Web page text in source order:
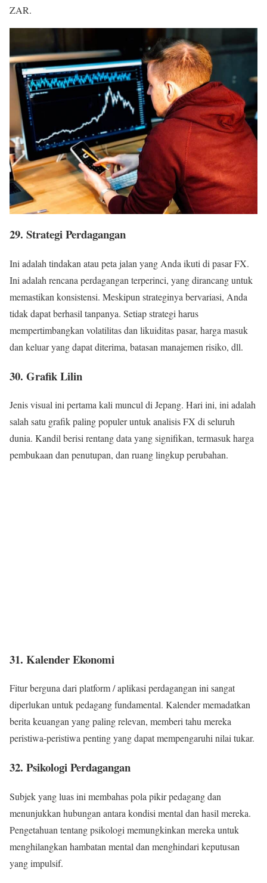
ZAR.
29. Strategi Perdagangan
Ini adalah tindakan atau peta jalan yang Anda ikuti di pasar FX.
Ini adalah rencana perdagangan terperinci, yang dirancang untuk
memastikan konsistensi. Meskipun strateginya bervariasi, Anda
tidak dapat berhasil tanpanya. Setiap strategi harus
mempertimbangkan volatilitas dan likuiditas pasar, harga masuk
dan keluar yang dapat diterima, batasan manajemen risiko, dll.
30. Grafik Lilin
Jenis visual ini pertama kali muncul di Jepang. Hari ini, ini adalah
salah satu grafik paling populer untuk analisis FX di seluruh
dunia. Kandil berisi rentang data yang signifikan, termasuk harga
pembukaan dan penutupan, dan ruang lingkup perubahan.
31. Kalender Ekonomi
Fitur berguna dari platform / aplikasi perdagangan ini sangat
diperlukan untuk pedagang fundamental. Kalender memadatkan
berita keuangan yang paling relevan, memberi tahu mereka
peristiwa-peristiwa penting yang dapat mempengaruhi nilai tukar.
32. Psikologi Perdagangan
Subjek yang luas ini membahas pola pikir pedagang dan
menunjukkan hubungan antara kondisi mental dan hasil mereka.
Pengetahuan tentang psikologi memungkinkan mereka untuk
menghilangkan hambatan mental dan menghindari keputusan
yang impulsif.